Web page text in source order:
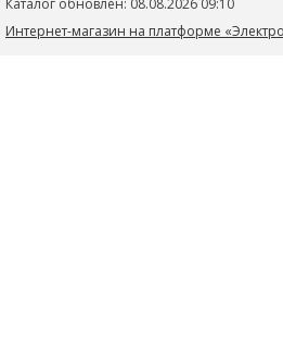
460048 г. Оренбург
Каталог обновлен: 08.08.2026 09:10
Интернет-магазин на платформе